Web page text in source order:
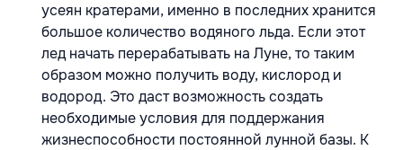
усеян кратерами, именно в последних хранится
большое количество водяного льда. Если этот
лед начать перерабатывать на Луне, то таким
образом можно получить воду, кислород и
водород. Это даст возможность создать
необходимые условия для поддержания
жизнеспособности постоянной лунной базы. К